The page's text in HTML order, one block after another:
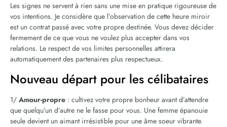
Les signes ne servent à rien sans une mise en pratique rigoureuse de
vos intentions. Je considère que l’observation de cette heure miroir
est un contrat passé avec votre propre destinée. Vous devez décider
fermement de ce que vous ne voulez plus accepter dans vos
relations. Le respect de vos limites personnelles attirera
automatiquement des partenaires plus respectueux.
Nouveau départ pour les célibataires
1/ Amour-propre : cultivez votre propre bonheur avant d’attendre
que quelqu’un d’autre ne le fasse pour vous. Une femme épanouie
seule devient un aimant irrésistible pour une âme soeur vibrante.